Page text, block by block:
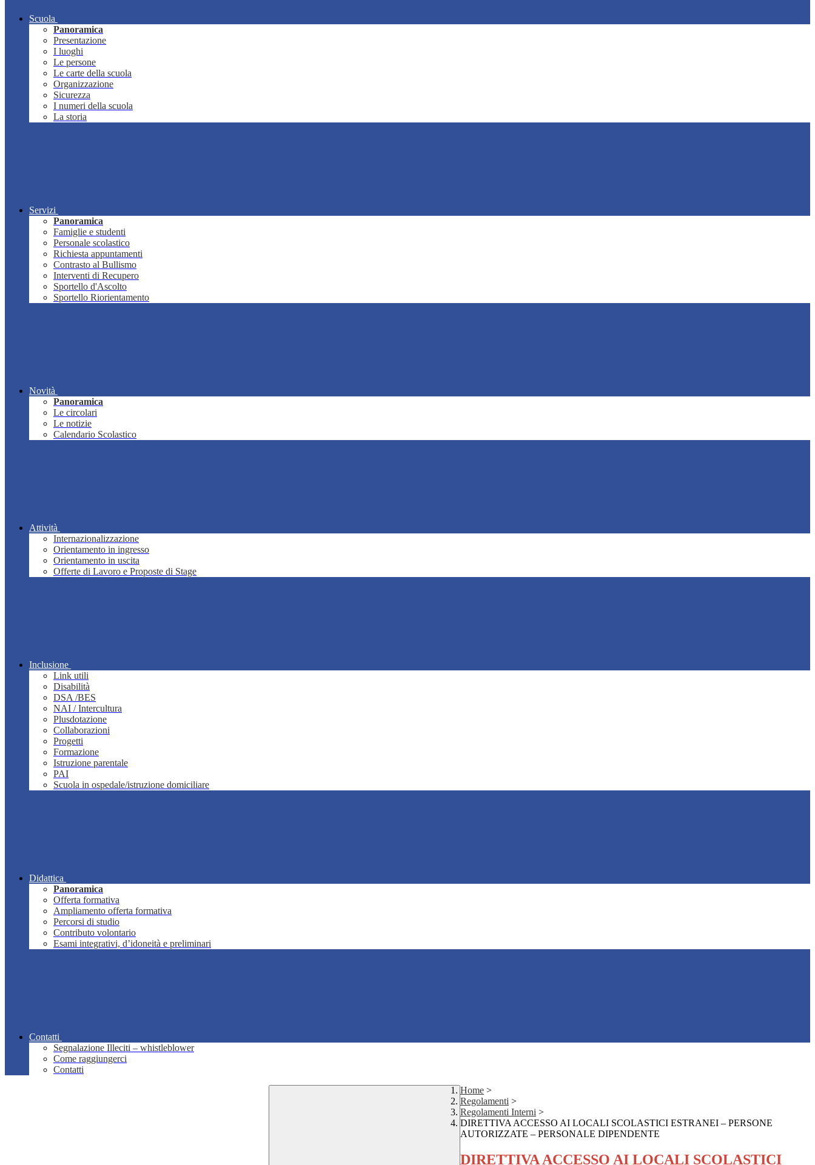
Scuola
Panoramica
Presentazione
I luoghi
Le persone
Le carte della scuola
Organizzazione
Sicurezza
I numeri della scuola
La storia
Servizi
Panoramica
Famiglie e studenti
Personale scolastico
Richiesta appuntamenti
Contrasto al Bullismo
Interventi di Recupero
Sportello d'Ascolto
Sportello Riorientamento
Novità
Panoramica
Le circolari
Le notizie
Calendario Scolastico
Attività
Internazionalizzazione
Orientamento in ingresso
Orientamento in uscita
Offerte di Lavoro e Proposte di Stage
Inclusione
Link utili
Disabilità
DSA /BES
NAI / Intercultura
Plusdotazione
Collaborazioni
Progetti
Formazione
Istruzione parentale
PAI
Scuola in ospedale/istruzione domiciliare
Didattica
Panoramica
Offerta formativa
Ampliamento offerta formativa
Percorsi di studio
Contributo volontario
Esami integrativi, d’idoneità e preliminari
Contatti
Segnalazione Illeciti – whistleblower
Come raggiungerci
Contatti
Home >
Regolamenti >
Regolamenti Interni >
DIRETTIVA ACCESSO AI LOCALI SCOLASTICI ESTRANEI – PERSONE
AUTORIZZATE – PERSONALE DIPENDENTE
DIRETTIVA ACCESSO AI LOCALI SCOLASTICI